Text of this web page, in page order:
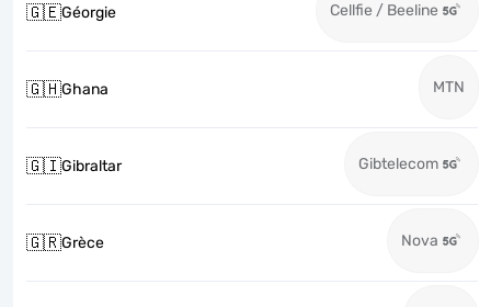
🇬🇪Géorgie Cellfie / Beeline
🇬🇭Ghana MTN
🇬🇮Gibraltar Gibtelecom
🇬🇷Grèce Nova